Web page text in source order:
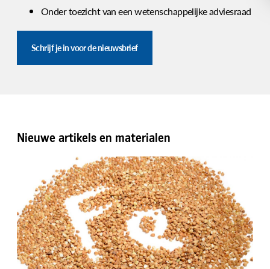
Onder toezicht van een wetenschappelijke adviesraad
Schrijf je in voor de nieuwsbrief
Nieuwe artikels en materialen